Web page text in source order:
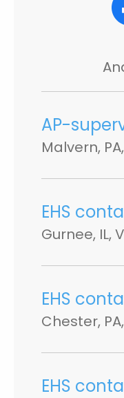
AP-
Malvern,
EHS
Gurnee, IL,
EHS
Chester,
EHS